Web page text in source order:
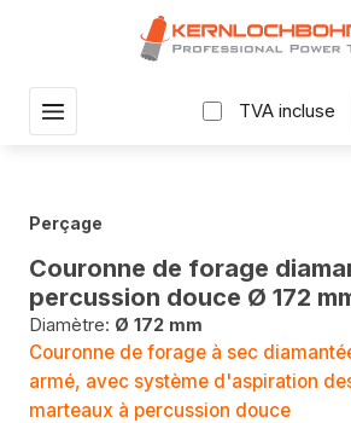
TVA incluse
Perçage
Couronne de forage
percussion douce Ø 172
Diamètre: Ø 172 mm
Couronne de forage à sec
armé, avec système d'aspiration
marteaux à percussion douce